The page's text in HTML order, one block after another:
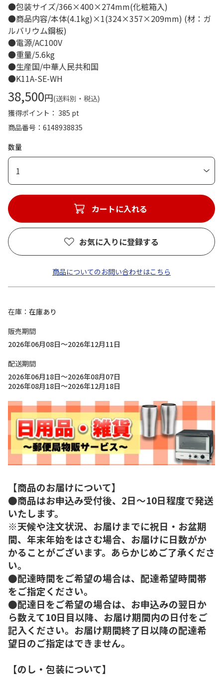
●包装サイズ/366×400×274mm(化粧箱入)
●商品内容/本体(4.1kg)×1(324×357×209mm) (材：ガ
ルバリウム鋼板)
●電源/AC100V
●重量/5.6kg
●生産国/中華人民共和国
●K11A-SE-WH
38,500円(送料別・税込)
獲得ポイント： 385 pt
商品番号
6148938835
数量
1
カートに入れる
お気に入りに登録する
商品についてのお問い合わせはこちら
在庫
在庫あり
販売期間
2026年06月08日～2026年12月11日
配送期間
2026年06月18日～2026年08月07日
2026年08月18日～2026年12月18日
【商品のお届けについて】
●商品はお申込み受付後、2日～10日程度で発送
いたします。
※天候や注文状況、お届けまでに祝日・お盆期
間、年末年始をはさむ場合、お届けに日数がか
かることがございます。あらかじめご了承くださ
い。
●配達時間をご希望の場合は、配達希望時間帯
をご指定ください。
●配達日をご希望の場合は、お申込みの翌日か
ら数えて10日目以降、お届け期間内の日付をご
記入ください。お届け期間終了日以降の配達希
望日のご指定はできません。
【のし・包装について】